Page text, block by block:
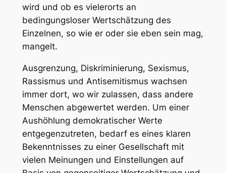
wird und ob es vielerorts an
bedingungsloser Wertschätzung des
Einzelnen, so wie er oder sie eben sein mag,
mangelt.
Ausgrenzung, Diskriminierung, Sexismus,
Rassismus und Antisemitismus wachsen
immer dort, wo wir zulassen, dass andere
Menschen abgewertet werden. Um einer
Aushöhlung demokratischer Werte
entgegenzutreten, bedarf es eines klaren
Bekenntnisses zu einer Gesellschaft mit
vielen Meinungen und Einstellungen auf